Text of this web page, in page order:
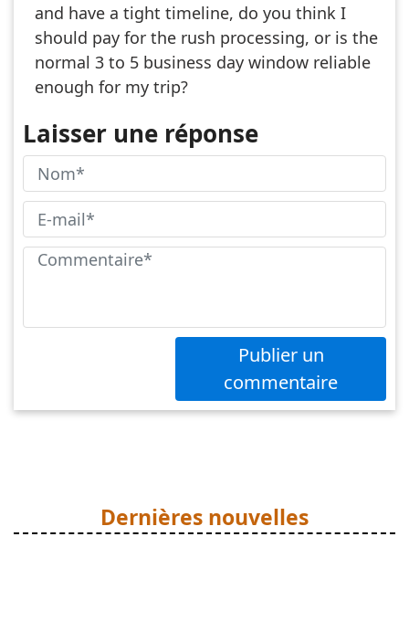
and have a tight timeline, do you think I
should pay for the rush processing, or is the
normal 3 to 5 business day window reliable
enough for my trip?
Laisser une réponse
Publier un
commentaire
Dernières nouvelles